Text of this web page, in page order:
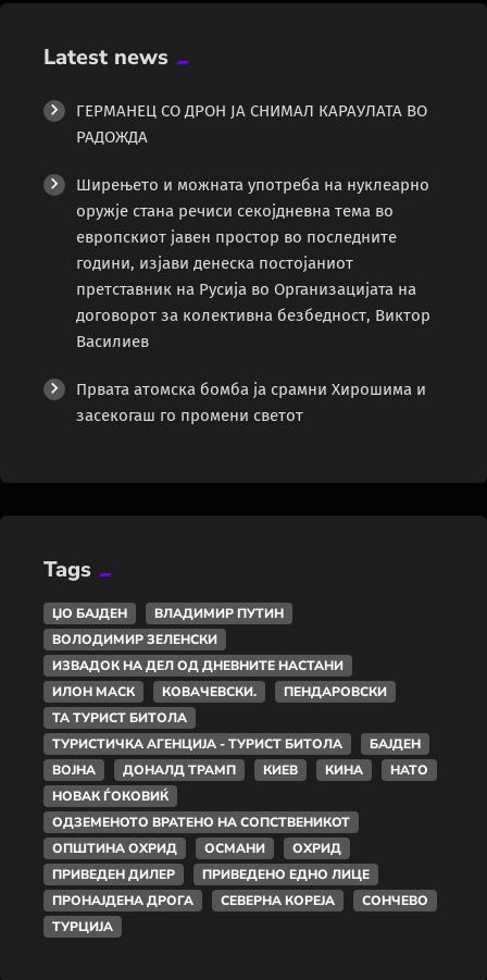
Latest news
ГЕРМАНЕЦ СО ДРОН ЈА СНИМАЛ КАРАУЛАТА ВО
РАДОЖДА
Ширењето и можната употреба на нуклеарно
оружје стана речиси секојдневна тема во
европскиот јавен простор во последните
години, изјави денеска постојаниот
претставник на Русија во Организацијата на
договорот за колективна безбедност, Виктор
Василиев
Првата атомска бомба ја срамни Хирошима и
засекогаш го промени светот
Tags
ЏО БАЈДЕН
ВЛАДИМИР ПУТИН
ВОЛОДИМИР ЗЕЛЕНСКИ
ИЗВАДОК НА ДЕЛ ОД ДНЕВНИТЕ НАСТАНИ
ИЛОН МАСК
КОВАЧЕВСКИ.
ПЕНДАРОВСКИ
ТА ТУРИСТ БИТОЛА
ТУРИСТИЧКА АГЕНЦИЈА - ТУРИСТ БИТОЛА
БАЈДЕН
ВОЈНА
ДОНАЛД ТРАМП КИЕВ КИНА
НАТО
НОВАК ЃОКОВИЌ
ОДЗЕМЕНОТО ВРАТЕНО НА СОПСТВЕНИКОТ
ОПШТИНА ОХРИД
ОСМАНИ
ОХРИД
ПРИВЕДЕН ДИЛЕР
ПРИВЕДЕНО ЕДНО ЛИЦЕ
ПРОНАЈДЕНА ДРОГА
СЕВЕРНА КОРЕЈА
СОНЧЕВО
ТУРЦИЈА